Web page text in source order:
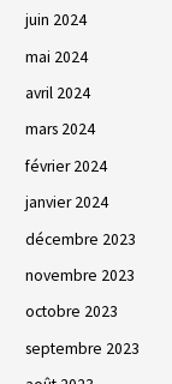
juin 2024
mai 2024
avril 2024
mars 2024
février 2024
janvier 2024
décembre 2023
novembre 2023
octobre 2023
septembre 2023